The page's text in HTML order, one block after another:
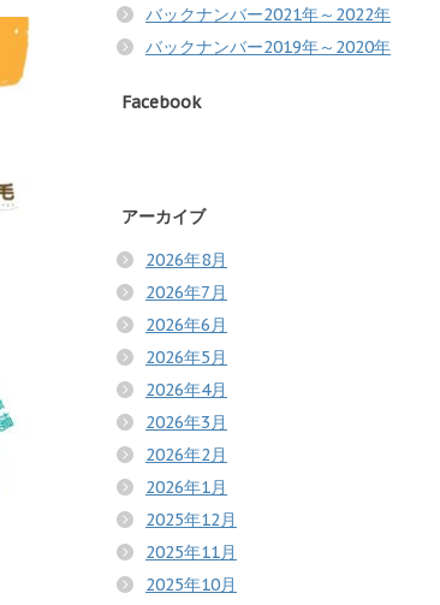
バックナンバー2021年～2022年
バックナンバー2019年～2020年
Facebook
アーカイブ
2026年8月
2026年7月
2026年6月
2026年5月
2026年4月
2026年3月
2026年2月
2026年1月
2025年12月
2025年11月
2025年10月